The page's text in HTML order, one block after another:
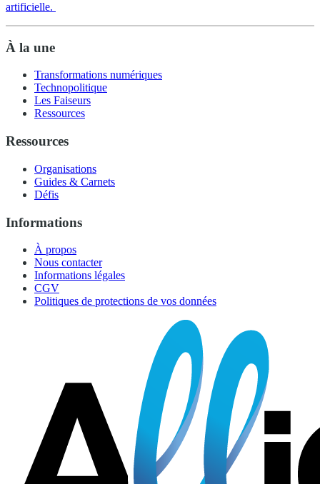
artificielle.
À la une
Transformations numériques
Technopolitique
Les Faiseurs
Ressources
Ressources
Organisations
Guides & Carnets
Défis
Informations
À propos
Nous contacter
Informations légales
CGV
Politiques de protections de vos données